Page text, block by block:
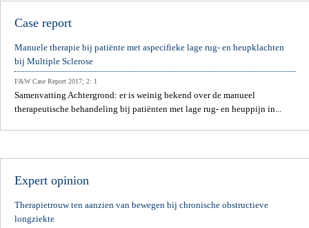
Case report
Manuele therapie bij patiënte met aspecifieke lage rug- en heupklachten
bij Multiple Sclerose
F&W Case Report 2017; 2: 1
Samenvatting Achtergrond: er is weinig bekend over de manueel
therapeutische behandeling bij patiënten met lage rug- en heuppijn in...
Expert opinion
Therapietrouw ten aanzien van bewegen bij chronische obstructieve
longziekte